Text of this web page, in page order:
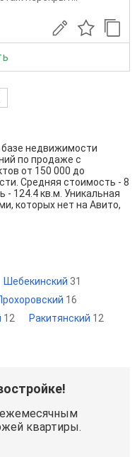
недвижимости
по продаже с
от 150 000 до
Средняя стоимость - 8
124.4 кв.м. Уникальная
которых нет на Авито,
Шебекинский 31
16
12 Ракитянский 12
ежемесячным
квартиры.